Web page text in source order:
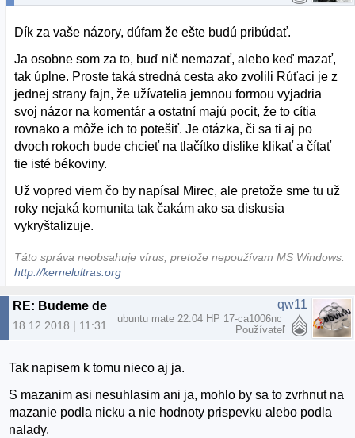
Dík za vaše názory, dúfam že ešte budú pribúdať.
Ja osobne som za to, buď nič nemazať, alebo keď mazať,
tak úplne. Proste taká stredná cesta ako zvolili Rúťaci je z
jednej strany fajn, že užívatelia jemnou formou vyjadria
svoj názor na komentár a ostatní majú pocit, že to cítia
rovnako a môže ich to potešiť. Je otázka, či sa ti aj po
dvoch rokoch bude chcieť na tlačítko dislike klikať a čítať
tie isté békoviny.
Už vopred viem čo by napísal Mirec, ale pretože sme tu už
roky nejaká komunita tak čakám ako sa diskusia
vykryštalizuje.
Táto správa neobsahuje vírus, pretože nepoužívam MS Windows.
http://kernelultras.org
18.12.2018 | 11:31
qw11
ubuntu mate 22.04 HP 17-ca1006nc
Používateľ
Tak napisem k tomu nieco aj ja.
S mazanim asi nesuhlasim ani ja, mohlo by sa to zvrhnut na
mazanie podla nicku a nie hodnoty prispevku alebo podla
nalady.